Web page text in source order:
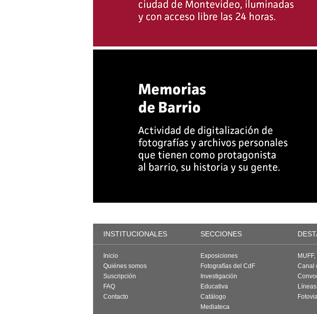
INSTITUCIONALES SECCIONES
Inicio
Quiénes somos
Suscripción
FAQ
Contacto
Exposiciones
Fotografías del CdF
Investigación
Educativa
Catálogo
Mediateca
Canal